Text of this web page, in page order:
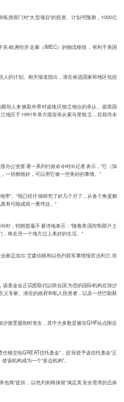
营部门对“大型项目”的投资。计划书预测，1000亿
东-欧洲经济走廊（IMEC）的物流枢纽，有利于美国
的计划。相关报道指出，潜在候选国家和地区包括
坦人来换取外界对该地区独立地位的承认。据英国
地区于1991年单方面宣布从索马里独立，目前尚未
办公室签署一系列行政命令时向记者表示，“它（加
一切都很好，可以用它做一些美好的事情。”
带”。“我已经仔细研究了好几个月了，从各个角度都
有可能成就一番伟业。”
时，特朗普毫不避讳地表示：“随着美国控制那片土
将在另一个地方过上美好的生活。”
家迈克尔·艾森伯格和以色列前军事情报官员利兰·坦
该基金会正试图取代以联合国为首的国际机构在加沙
专家、潜在的政府和私人投资者，以及一些巴勒斯
接受援助时丧生，其中大多数是被在GHF站点附近
移交给GREAT信托基金”，进而授予该信托基金“正
该机构成为一个“多边机构”。
包商”提供，以色列则将保留“满足其安全需求的总体